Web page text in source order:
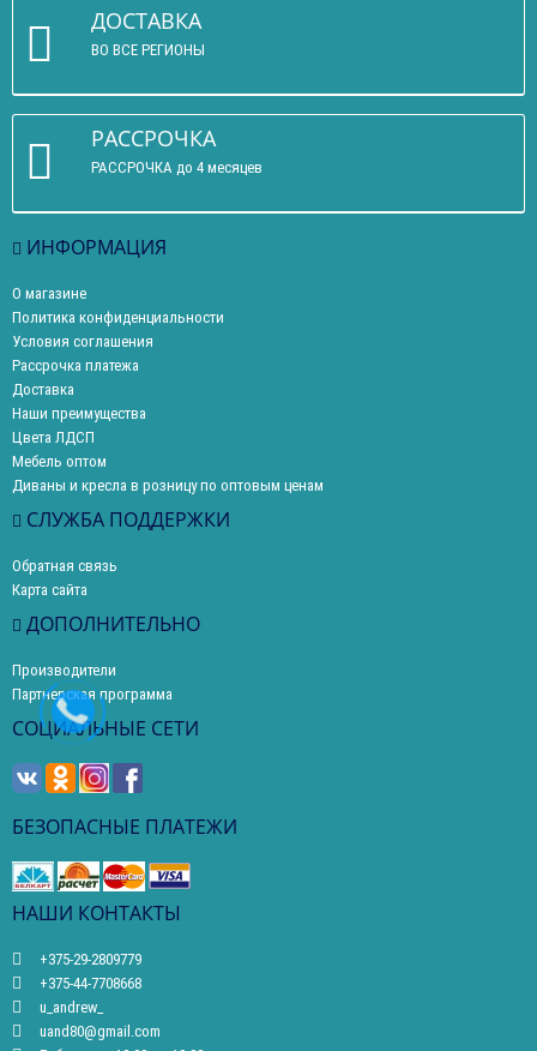
ДОСТАВКА
ВО ВСЕ РЕГИОНЫ
РАССРОЧКА
РАССРОЧКА до 4 месяцев
ИНФОРМАЦИЯ
О магазине
Политика конфиденциальности
Условия соглашения
Рассрочка платежа
Доставка
Наши преимущества
Цвета ЛДСП
Мебель оптом
Диваны и кресла в розницу по оптовым ценам
СЛУЖБА ПОДДЕРЖКИ
Обратная связь
Карта сайта
ДОПОЛНИТЕЛЬНО
Производители
Партнерская программа
СОЦИАЛЬНЫЕ СЕТИ
БЕЗОПАСНЫЕ ПЛАТЕЖИ
НАШИ КОНТАКТЫ
+375-29-2809779
+375-44-7708668
u_andrew_
uand80@gmail.com